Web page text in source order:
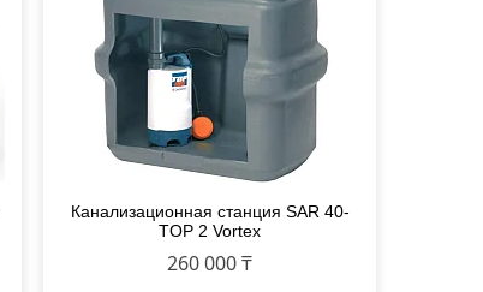
Канализационная станция SAR 40-
TOP 2 Vortex
260 000 ₸